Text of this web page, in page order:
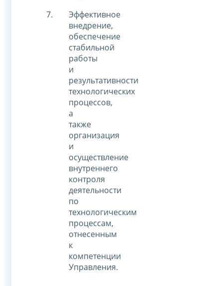
Эффективное
внедрение,
обеспечение
стабильной
работы
и
результативности
технологических
процессов,
а
также
организация
и
осуществление
внутреннего
контроля
деятельности
по
технологическим
процессам,
отнесенным
к
компетенции
Управления.